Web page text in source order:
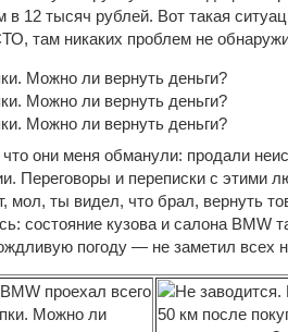
в 12 тысяч рублей. Вот такая
там никаких проблем не
они меня обманули: продали
Переговоры и переписки с этими
мол, ты видел, что брал, вернуть
состояние кузова и салона BMW
погоду — не заметил всех